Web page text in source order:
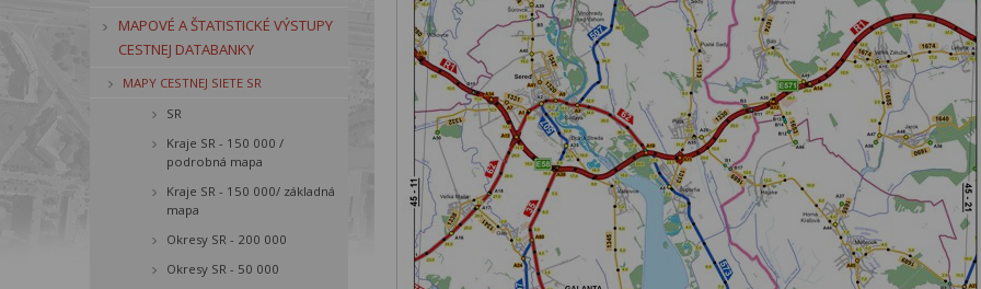
MAPOVÉ A ŠTATISTICKÉ VÝSTUPY
CESTNEJ DATABANKY
MAPY CESTNEJ SIETE SR
SR
Kraje SR - 150 000 /
podrobná mapa
Kraje SR - 150 000/ základná
mapa
Okresy SR - 200 000
Okresy SR - 50 000